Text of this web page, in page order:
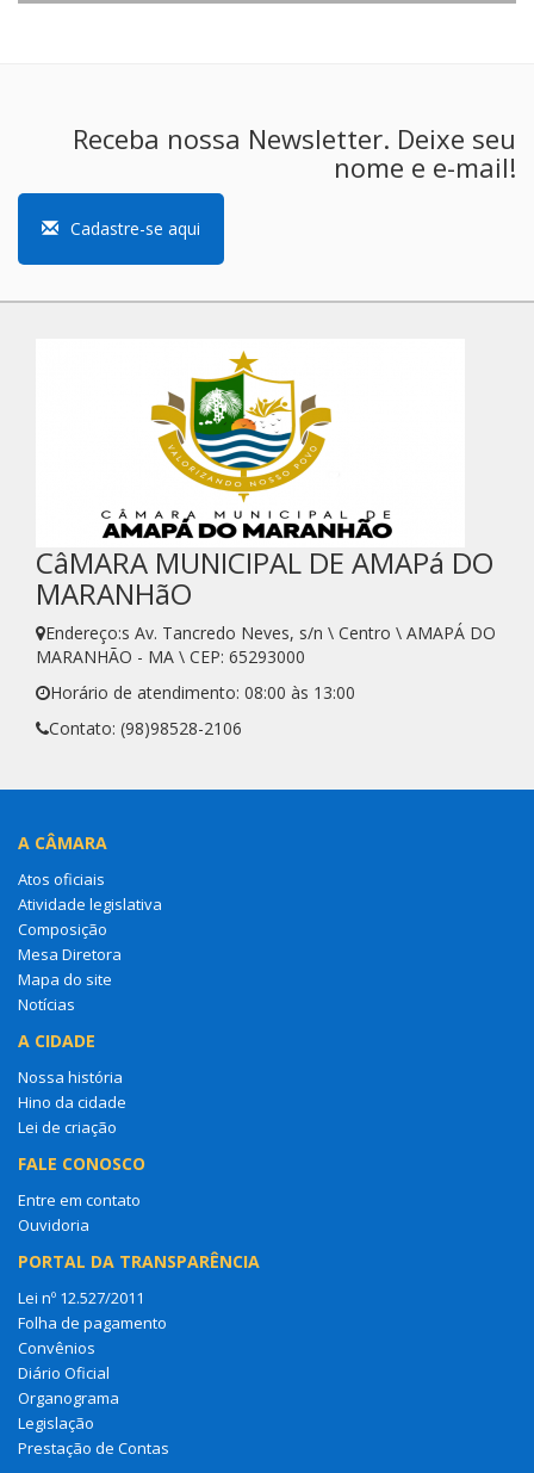
Receba nossa Newsletter. Deixe seu
nome e e-mail!
Cadastre-se aqui
CâMARA MUNICIPAL DE AMAPá DO
MARANHãO
Endereço:s Av. Tancredo Neves, s/n \ Centro \ AMAPÁ DO
MARANHÃO - MA \ CEP: 65293000
Horário de atendimento: 08:00 às 13:00
Contato: (98)98528-2106
A CÂMARA
Atos oficiais
Atividade legislativa
Composição
Mesa Diretora
Mapa do site
Notícias
A CIDADE
Nossa história
Hino da cidade
Lei de criação
FALE CONOSCO
Entre em contato
Ouvidoria
PORTAL DA TRANSPARÊNCIA
Lei nº 12.527/2011
Folha de pagamento
Convênios
Diário Oficial
Organograma
Legislação
Prestação de Contas